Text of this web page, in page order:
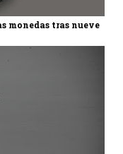
monedas tras nueve